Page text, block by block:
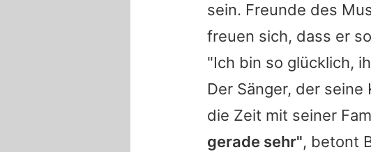
sein. Freunde des
freuen sich, dass er
"Ich bin so glücklich,
Der Sänger, der
die Zeit mit seiner
gerade sehr", betont